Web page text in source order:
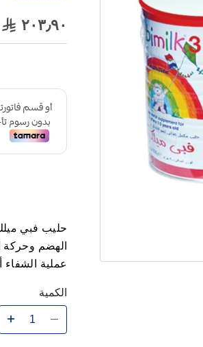
٢٠٣٫٩٠
حليب فبي
الهضم وحركة